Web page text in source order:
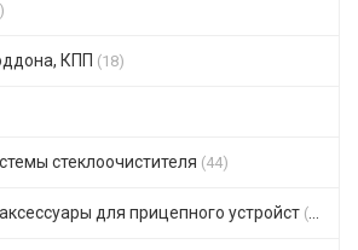
КПП (18)
стеклоочистителя (44)
для прицепного устройст (47)